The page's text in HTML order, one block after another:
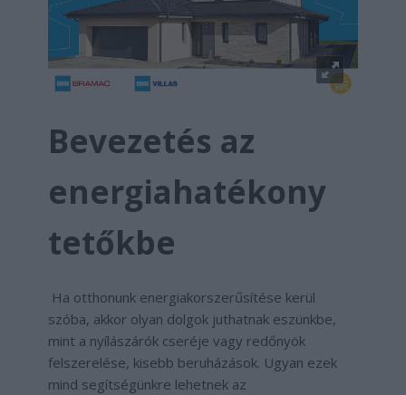
Bevezetés az
energiahatékony
tetőkbe
Ha otthonunk energiakorszerűsítése kerül
szóba, akkor olyan dolgok juthatnak eszünkbe,
mint a nyílászárók cseréje vagy redőnyök
felszerelése, kisebb beruházások. Ugyan ezek
mind segítségünkre lehetnek az